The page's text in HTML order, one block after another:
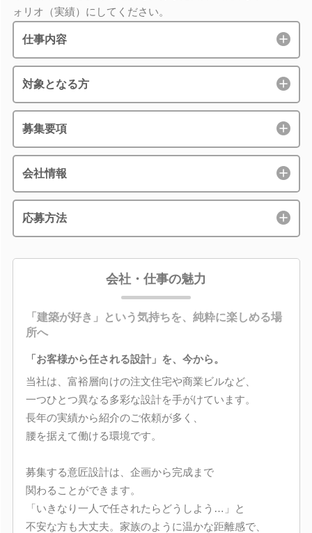
ォリオ（実績）にしてください。
仕事内容
対象となる方
募集要項
会社情報
応募方法
会社・仕事の魅力
「建築が好き」という気持ちを、純粋に楽しめる場
所へ
「お客様から任される設計」を、今から。
当社は、富裕層向けの注文住宅や商業ビルなど、
一つひとつ異なる多彩な設計を手がけています。
長年の実績から紹介のご依頼が多く、
腰を据えて働ける環境です。
募集する意匠設計は、企画から完成まで
関わることができます。
「いきなり一人で任されたらどうしよう…」と
不安な方も大丈夫。家族のように温かな距離感で、